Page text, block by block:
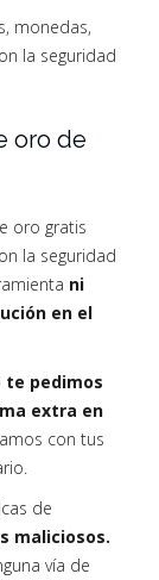
monedas,
la seguridad
oro de
oro gratis
la seguridad
ni
en el
te pedimos
extra en
con tus
de
maliciosos.
vía de